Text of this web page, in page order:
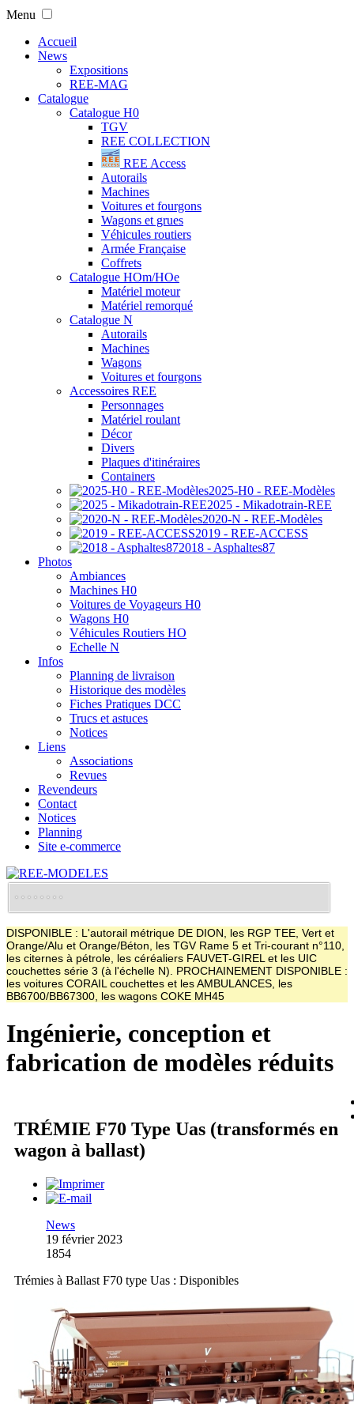
Menu
Accueil
News
Expositions
REE-MAG
Catalogue
Catalogue H0
TGV
REE COLLECTION
REE Access
Autorails
Machines
Voitures et fourgons
Wagons et grues
Véhicules routiers
Armée Française
Coffrets
Catalogue HOm/HOe
Matériel moteur
Matériel remorqué
Catalogue N
Autorails
Machines
Wagons
Voitures et fourgons
Accessoires REE
Personnages
Matériel roulant
Décor
Divers
Plaques d'itinéraires
Containers
2025-H0 - REE-Modèles
2025 - Mikadotrain-REE
2020-N - REE-Modèles
2019 - REE-ACCESS
2018 - Asphaltes87
Photos
Ambiances
Machines H0
Voitures de Voyageurs H0
Wagons H0
Véhicules Routiers HO
Echelle N
Infos
Planning de livraison
Historique des modèles
Fiches Pratiques DCC
Trucs et astuces
Notices
Liens
Associations
Revues
Revendeurs
Contact
Notices
Planning
Site e-commerce
DISPONIBLE : L'autorail métrique DE DION, les RGP TEE, Vert et
Orange/Alu et Orange/Béton, les TGV Rame 5 et Tri-courant n°110,
les citernes à pétrole, les céréaliers FAUVET-GIREL et les UIC
couchettes série 3 (à l'échelle N). PROCHAINEMENT DISPONIBLE :
les voitures CORAIL couchettes et les AMBULANCES, les
BB6700/BB67300, les wagons COKE MH45
Ingénierie, conception et
fabrication de modèles réduits
TRÉMIE F70 Type Uas (transformés en
wagon à ballast)
News
19 février 2023
1854
Trémies à Ballast F70 type Uas : Disponibles